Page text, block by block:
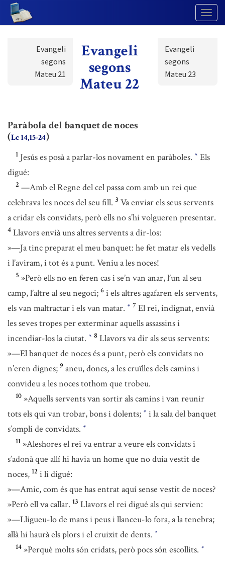
Evangeli
segons
Mateu 21
Evangeli
segons
Mateu 22
Evangeli
segons
Mateu 23
Paràbola del banquet de noces
(Lc 14,15-24)
1 Jesús es posà a parlar-los novament en paràboles. * Els
digué:
2 —Amb el Regne del cel passa com amb un rei que
celebrava les noces del seu fill. 3 Va enviar els seus servents
a cridar els convidats, però ells no s’hi volgueren presentar.
4 Llavors envià uns altres servents a dir-los:
»—Ja tinc preparat el meu banquet: he fet matar els vedells
i l’aviram, i tot és a punt. Veniu a les noces!
5 »Però ells no en feren cas i se’n van anar, l’un al seu
camp, l’altre al seu negoci; 6 i els altres agafaren els servents,
els van maltractar i els van matar. * 7 El rei, indignat, envià
les seves tropes per exterminar aquells assassins i
incendiar-los la ciutat. * 8 Llavors va dir als seus servents:
»—El banquet de noces és a punt, però els convidats no
n’eren dignes; 9 aneu, doncs, a les cruïlles dels camins i
convideu a les noces tothom que trobeu.
10 »Aquells servents van sortir als camins i van reunir
tots els qui van trobar, bons i dolents; * i la sala del banquet
s’omplí de convidats. *
11 »Aleshores el rei va entrar a veure els convidats i
s’adonà que allí hi havia un home que no duia vestit de
noces, 12 i li digué:
»—Amic, com és que has entrat aquí sense vestit de noces?
»Però ell va callar. 13 Llavors el rei digué als qui servien:
»—Lligueu-lo de mans i peus i llanceu-lo fora, a la tenebra;
allà hi haurà els plors i el cruixit de dents. *
14 »Perquè molts són cridats, però pocs són escollits. *